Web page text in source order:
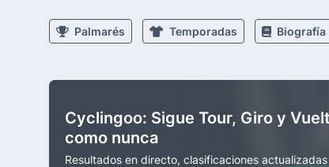
Palmarés Temporadas Biografía
Cyclingoo: Sigue Tour, Giro y
como nunca
Resultados en directo, clasificaciones